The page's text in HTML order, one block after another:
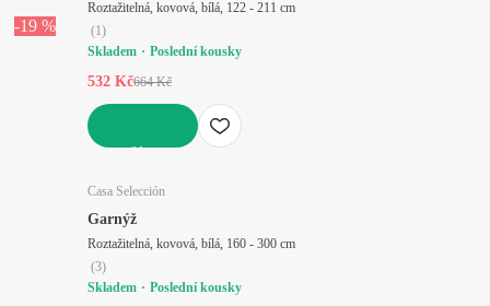
-19 %
Roztažitelná, kovová, bílá, 122 - 211 cm
(1)
Skladem
Poslední kousky
532 Kč664 Kč
Casa Selección
Garnýž
Roztažitelná, kovová, bílá, 160 - 300 cm
(3)
Skladem
Poslední kousky